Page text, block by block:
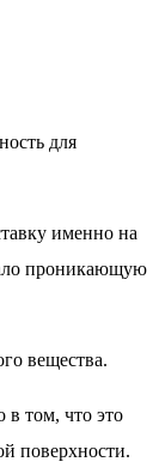
для
именно на
проникающую
вещества.
том, что это
поверхности.